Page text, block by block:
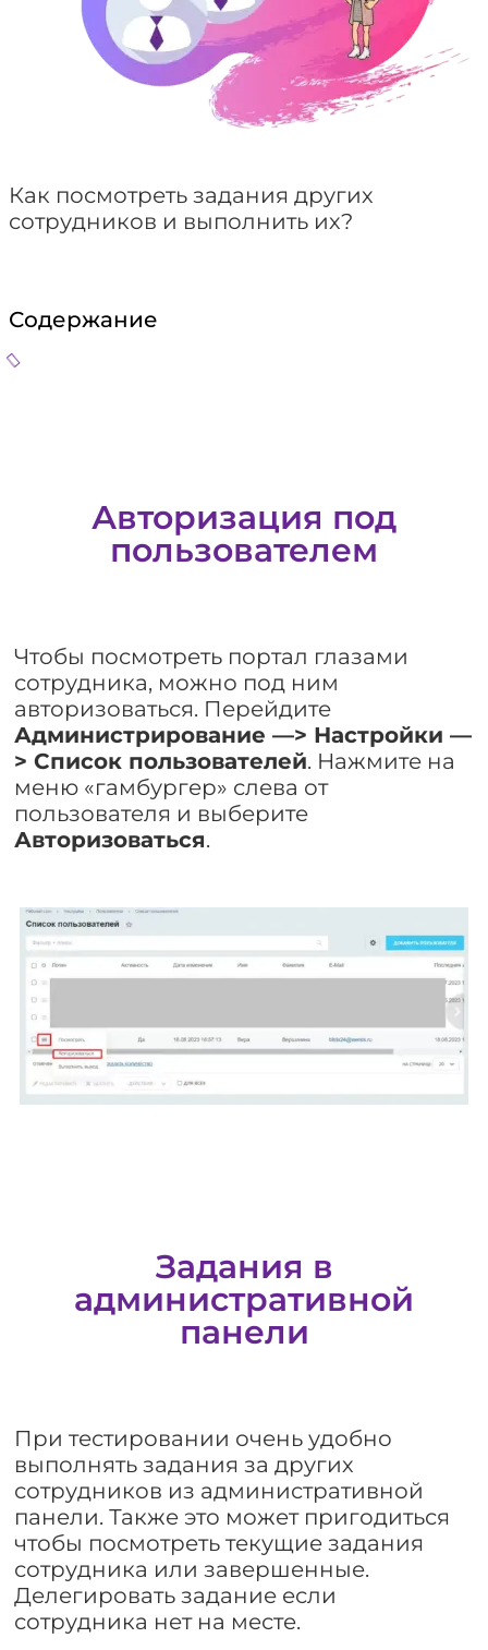
Как посмотреть задания других
сотрудников и выполнить их?
Содержание
Авторизация под
пользователем
Чтобы посмотреть портал глазами
сотрудника, можно под ним
авторизоваться. Перейдите
Администрирование —> Настройки —
> Список пользователей. Нажмите на
меню «гамбургер» слева от
пользователя и выберите
Авторизоваться.
Задания в
административной
панели
При тестировании очень удобно
выполнять задания за других
сотрудников из административной
панели. Также это может пригодиться
чтобы посмотреть текущие задания
сотрудника или завершенные.
Делегировать задание если
сотрудника нет на месте.